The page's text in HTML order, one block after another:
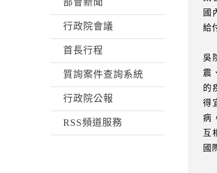
部會新聞
行政院會議
首長行程
質詢案件查詢系統
行政院公報
RSS頻道服務
國
給
吳
震
的
得
病
互
國